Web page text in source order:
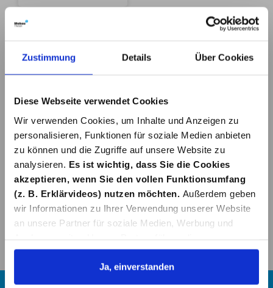
Zustimmung Details Über Cookies
Diese Webseite verwendet Cookies
Wir verwenden Cookies, um Inhalte und Anzeigen zu
personalisieren, Funktionen für soziale Medien anbieten
zu können und die Zugriffe auf unsere Website zu
analysieren. Es ist wichtig, dass Sie die Cookies
akzeptieren, wenn Sie den vollen Funktionsumfang
(z. B. Erklärvideos) nutzen möchten.
Außerdem geben
wir Informationen zu Ihrer Verwendung unserer Website
an unsere Partner für soziale Medien, Werbung und
Informationen möglicherweise mit weiteren Daten
zusammen, die Sie ihnen bereitgestellt haben oder die
sie im Rahmen Ihrer Nutzung der Dienste gesammelt
Ja, einverstanden